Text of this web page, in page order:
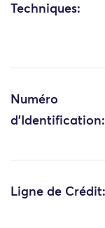
Techniques:
Numéro
d'Identification:
Ligne de Crédit: